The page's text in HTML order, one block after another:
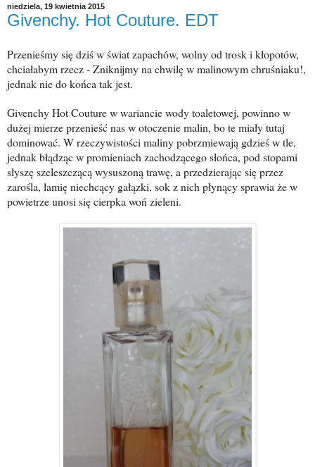
niedziela, 19 kwietnia 2015
Givenchy. Hot Couture. EDT
Przenieśmy się dziś w świat zapachów, wolny od trosk i kłopotów,
chciałabym rzecz - Zniknijmy na chwilę w malinowym chruśniaku!,
jednak nie do końca tak jest.
Givenchy Hot Couture w wariancie wody toaletowej, powinno w
dużej mierze przenieść nas w otoczenie malin, bo te miały tutaj
dominować. W rzeczywistości maliny pobrzmiewają gdzieś w tle,
jednak błądząc w promieniach zachodzącego słońca, pod stopami
słyszę szeleszczącą wysuszoną trawę, a przedzierając się przez
zarośla, łamię niechcący gałązki, sok z nich płynący sprawia że w
powietrze unosi się cierpka woń zieleni.